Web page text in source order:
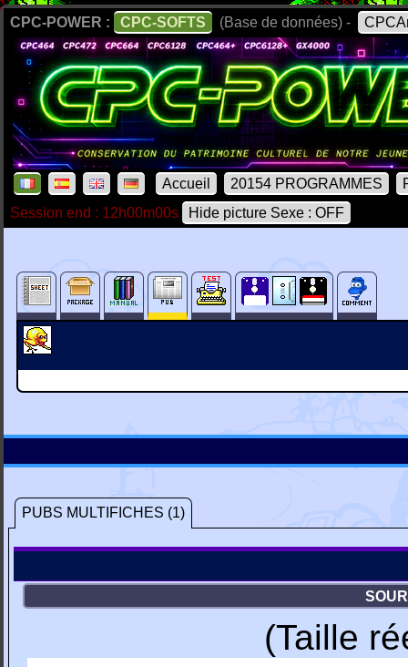
CPC-POWER : CPC-SOFTS (Base de données) -
Accueil 20154 PROGRAMMES
Session end : 12h00m00s
Hide picture Sexe : OFF
PUBS MULTIFICHES (1)
(Taille